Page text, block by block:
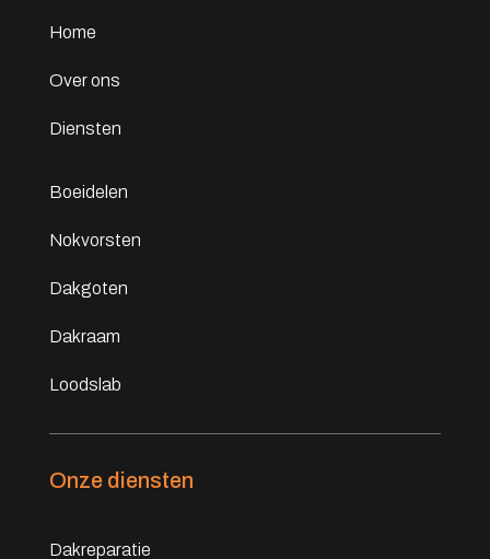
Home
Over ons
Diensten
Boeidelen
Nokvorsten
Dakgoten
Dakraam
Loodslab
Onze diensten
Dakreparatie